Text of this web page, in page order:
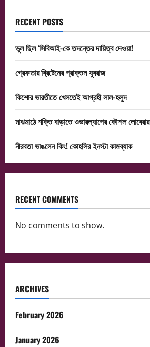
RECENT POSTS
ভুল ছিল ‘সিবিআই-কে তদন্তের দায়িত্ব দেওয়া!
গ্রেফতার ব্রিটেনের প্রাক্তন যুবরাজ
কিশোর ভারতীতে খেলতেই আগ্রহী লাল-হলুদ
মাঝমাঠে শক্তি বাড়াতে ওভারল্যাপের কৌশল লোবেরার
নীরবতা ভাঙলেন কিং! কোহলির ইনস্টা কামব্যাক
RECENT COMMENTS
No comments to show.
ARCHIVES
February 2026
January 2026